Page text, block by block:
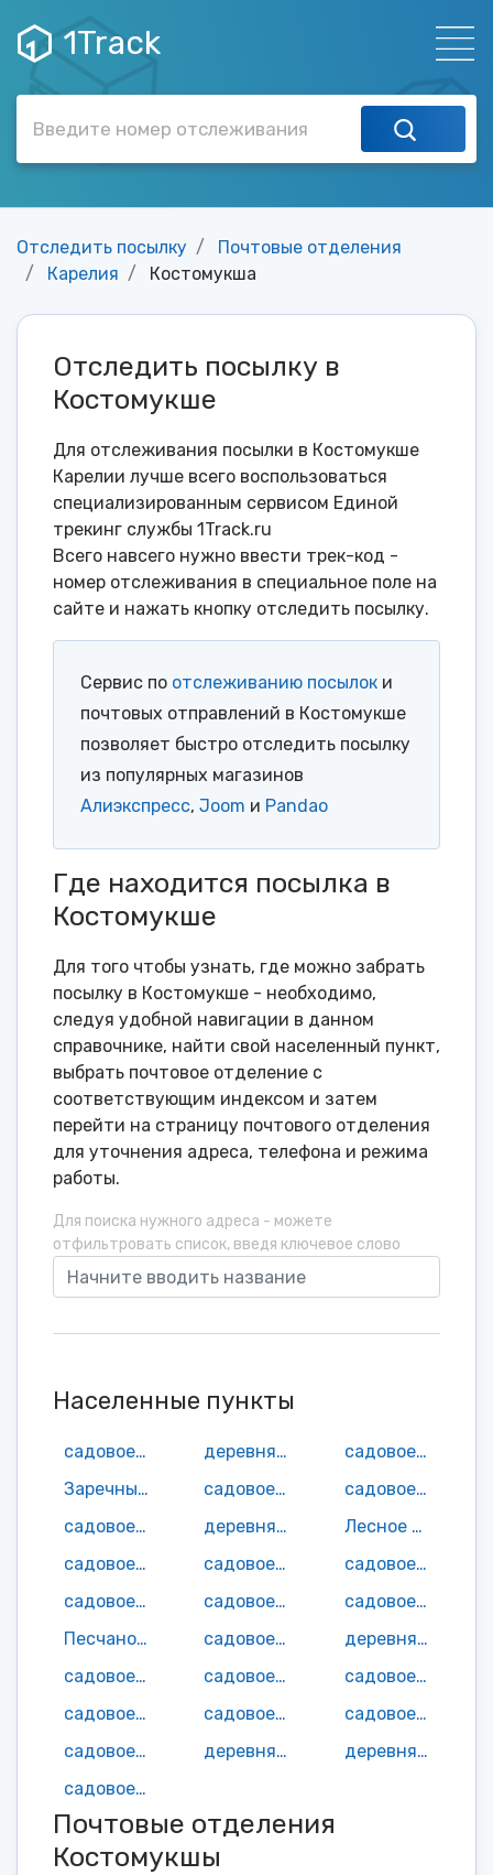
1Track
Отследить посылку
Почтовые отделения
Карелия
Костомукша
Отследить посылку в
Костомукше
Для отслеживания посылки в Костомукше
Карелии лучше всего воспользоваться
специализированным сервисом Единой
трекинг службы 1Track.ru
Всего навсего нужно ввести трек-код -
номер отслеживания в специальное поле на
сайте и нажать кнопку отследить посылку.
Сервис по отслеживанию посылок и
почтовых отправлений в Костомукше
позволяет быстро отследить посылку
из популярных магазинов
Алиэкспресс, Joom и Pandao
Где находится посылка в
Костомукше
Для того чтобы узнать, где можно забрать
посылку в Костомукше - необходимо,
следуя удобной навигации в данном
справочнике, найти свой населенный пункт,
выбрать почтовое отделение с
соответствующим индексом и затем
перейти на страницу почтового отделения
для уточнения адреса, телефона и режима
работы.
Для поиска нужного адреса - можете
отфильтровать список, введя ключевое слово
Населенные пункты
садовое неком-е товарищество Виктория деревня Вокнаволок
садовое неком-е товарищество Галинка
Заречный поселок
садовое неком-е товарищество Инфра-1
садовое неком-е товарищество Капелька
садовое неком-е товарищество Карельский садовод
деревня Ладвозеро
Лесное садовое неком-е товарищество
садовое неком-е товарищество Лувозеро
садовое неком-е товарищество Луонто
садовое неком-е товарищество Люття
садовое неком-е товарищество Медик
садовое неком-е товарищество Нюк
садовое неком-е товарищество Общество неработающих пенсионеров
Песчаное садовое неком-е товарищество
садовое неком-е товарищество Пикник
деревня Поньгагуба
садовое неком-е товарищество Радуга-М
садовое неком-е товарищество Руда
садовое неком-е товарищество Рудник
садовое неком-е товарищество Сампо
садовое неком-е товарищество Северянин
садовое неком-е товарищество Строитель
садовое неком-е товарищество Стройматериалы
деревня Суднозеро
деревня Толлорека
садовое неком-е товарищество Черемушки
Почтовые отделения
Костомукшы